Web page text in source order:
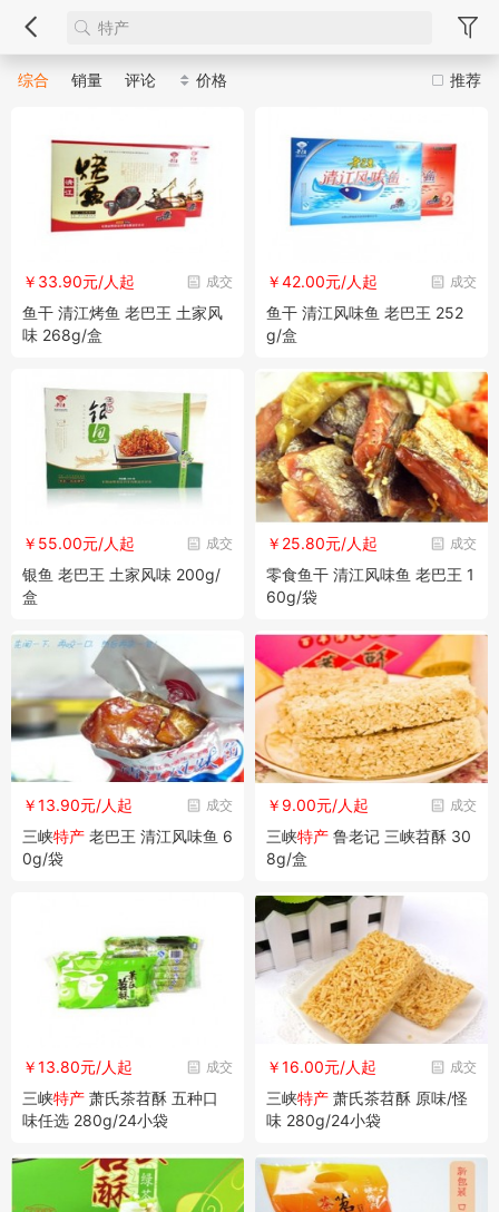
推荐
综合 销量 评论 价格
成交
￥33.90元/人起
鱼干 清江烤鱼 老巴王 土家风
味 268g/盒
成交
￥42.00元/人起
鱼干 清江风味鱼 老巴王 252
g/盒
成交
￥55.00元/人起
银鱼 老巴王 土家风味 200g/
盒
成交
￥25.80元/人起
零食鱼干 清江风味鱼 老巴王 1
60g/袋
成交
￥13.90元/人起
三峡特产 老巴王 清江风味鱼 6
0g/袋
成交
￥9.00元/人起
三峡特产 鲁老记 三峡苕酥 30
8g/盒
成交
￥13.80元/人起
三峡特产 萧氏茶苕酥 五种口
味任选 280g/24小袋
成交
￥16.00元/人起
三峡特产 萧氏茶苕酥 原味/怪
味 280g/24小袋